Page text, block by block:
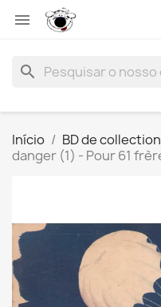

search
Início BD de collection
danger (1) - Pour 61